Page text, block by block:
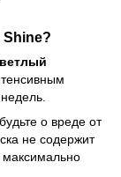
о вреде от
не содержит